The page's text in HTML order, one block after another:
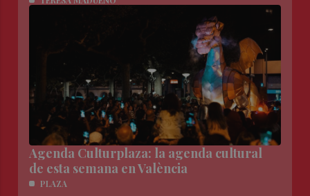
Agenda Culturplaza: la agenda cultural
de esta semana en València
PLAZA